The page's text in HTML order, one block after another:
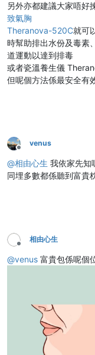
另外亦都建議大家唔好
致氣胸
Theranova-520C就可
時幫助排出水份及毒素
道運動以達到排毒
或者瓷溫養生儀
但呢個方法係最安全有
Offline
venus
@相由心生 我依家先知
同埋多數都係聽到富貴
Offline
相由心生
@venus 富貴包係呢個